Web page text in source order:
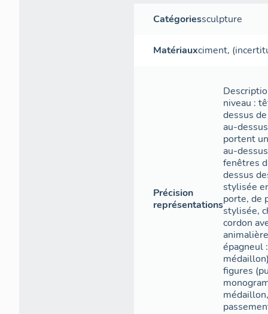
Catégoriessculpture
Matériauxciment,
Précision
représentations
niveau :
dessus
au-
portent
au-
fenêtres
dessus
stylisée
porte, de
stylisée,
cordon
épagneul
figures